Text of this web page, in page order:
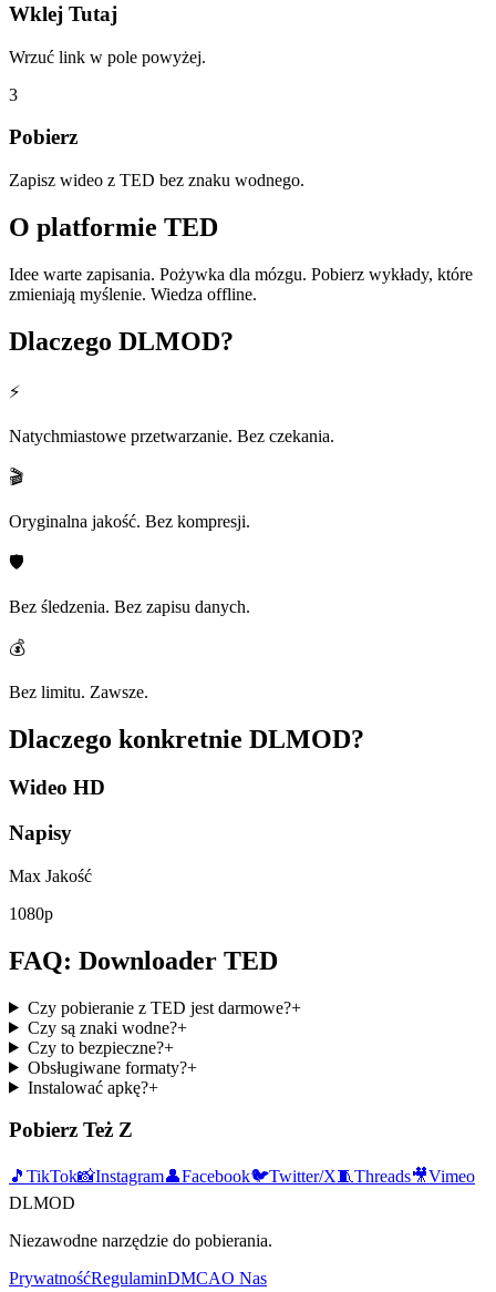
Wklej Tutaj
Wrzuć link w pole powyżej.
3
Pobierz
Zapisz wideo z TED bez znaku wodnego.
O platformie TED
Idee warte zapisania. Pożywka dla mózgu. Pobierz wykłady, które
zmieniają myślenie. Wiedza offline.
Dlaczego DLMOD?
⚡
Natychmiastowe przetwarzanie. Bez czekania.
🎬
Oryginalna jakość. Bez kompresji.
🛡️
Bez śledzenia. Bez zapisu danych.
💰
Bez limitu. Zawsze.
Dlaczego konkretnie DLMOD?
Wideo HD
Napisy
Max Jakość
1080p
FAQ: Downloader TED
Czy pobieranie z TED jest darmowe?+
Czy są znaki wodne?+
Czy to bezpieczne?+
Obsługiwane formaty?+
Instalować apkę?+
Pobierz Też Z
🎵 TikTok📸Instagram👤Facebook🐦Twitter/X🧵Threads🎥Vimeo
DLMOD
Niezawodne narzędzie do pobierania.
PrywatnośćRegulaminDMCAO Nas